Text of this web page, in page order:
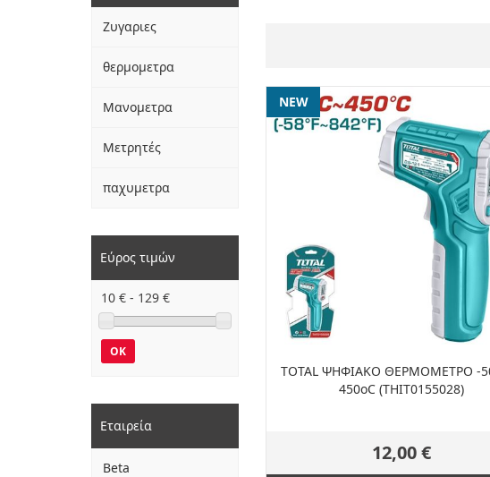
NEW
TOTAL ΨΗΦΙΑΚΟ ΘΕΡΜΟΜΕΤΡΟ -
450oC (THIT0155028)
12,00 €
Ζυγαριες
θερμομετρα
Μανομετρα
Μετρητές
παχυμετρα
Εύρος τιμών
10 € - 129 €
OK
Εταιρεία
Beta